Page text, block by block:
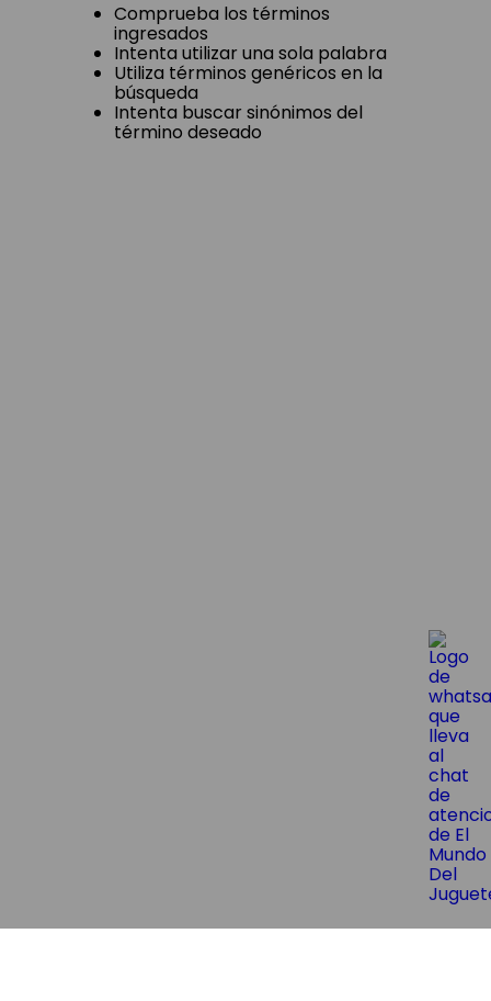
Comprueba los términos
ingresados
Intenta utilizar una sola palabra
Utiliza términos genéricos en la
búsqueda
Intenta buscar sinónimos del
término deseado